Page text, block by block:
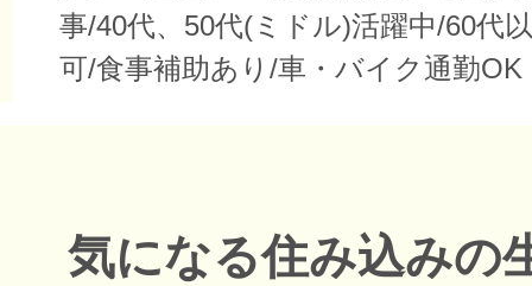
事/40代、50代(ミドル)活躍中/60代
可/食事補助あり/車・バイク通勤OK
気になる住み込みの